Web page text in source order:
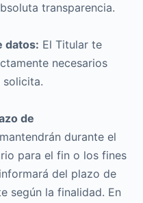
transparencia.
datos: El Titular te
necesarios
solicita.
de
durante el
para el fin o los fines
del plazo de
según la finalidad. En